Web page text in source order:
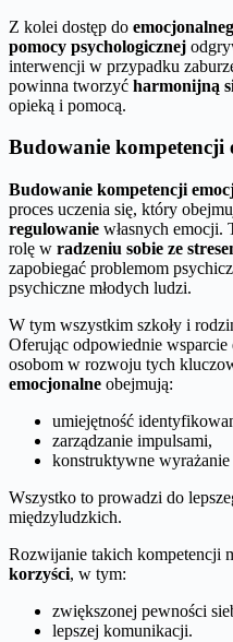
Z kolei dostęp do
pomocy psychologicznej
interwencji w przypadku
powinna tworzyć harmonijną
opieką i pomocą.
Budowanie kompetencji
Budowanie kompetencji
proces uczenia się, który
regulowanie własnych emocji.
rolę w radzeniu sobie ze
zapobiegać problemom
psychiczne młodych ludzi.
W tym wszystkim szkoły i
Oferując odpowiednie wsparcie
osobom w rozwoju tych
emocjonalne obejmują:
umiejętność
zarządzanie impulsami,
konstruktywne wyrażanie
Wszystko to prowadzi do
międzyludzkich.
Rozwijanie takich kompetencji
korzyści, w tym:
zwiększonej pewności
lepszej komunikacji.